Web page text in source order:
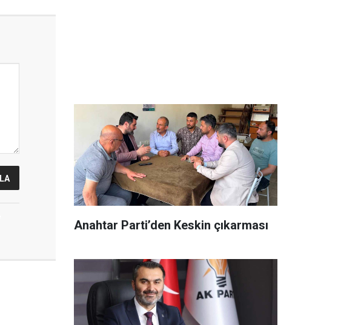
Anahtar Parti’den Keskin çıkarması